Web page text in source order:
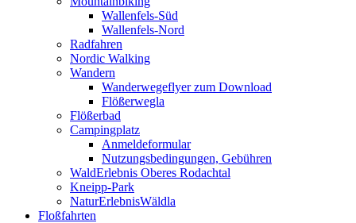
Wallenfels-Süd
Wallenfels-Nord
Radfahren
Nordic Walking
Wandern
Wanderwegeflyer zum Download
Flößerwegla
Flößerbad
Campingplatz
Anmeldeformular
Nutzungsbedingungen, Gebühren
WaldErlebnis Oberes Rodachtal
Kneipp-Park
NaturErlebnisWäldla
Floßfahrten